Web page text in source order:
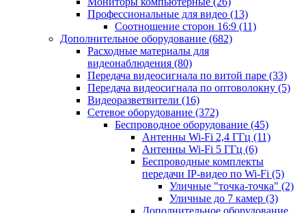
Профессиональные для видео (13)
Соотношение сторон 16:9 (11)
Дополнительное оборудование (682)
Расходные материалы для
видеонаблюдения (80)
Передача видеосигнала по витой паре (33)
Передача видеосигнала по оптоволокну (5)
Видеоразветвители (16)
Сетевое оборудование (372)
Беспроводное оборудование (45)
Антенны Wi-Fi 2,4 ГГц (11)
Антенны Wi-Fi 5 ГГц (6)
Беспроводные комплекты
передачи IP-видео по Wi-Fi (5)
Уличные "точка-точка" (2)
Уличные до 7 камер (3)
Дополнительное оборудование